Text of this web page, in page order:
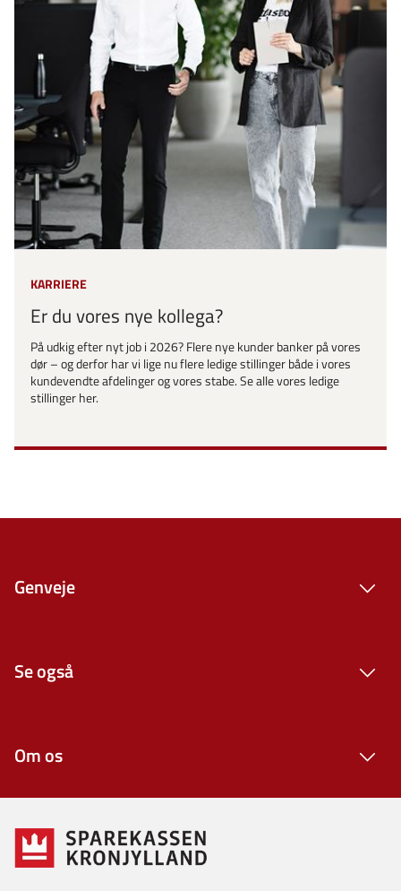
KARRIERE
Er du vores nye kollega?
På udkig efter nyt job i 2026? Flere nye kunder banker på vores
dør – og derfor har vi lige nu flere ledige stillinger både i vores
kundevendte afdelinger og vores stabe. Se alle vores ledige
stillinger her.
Genveje
Se også
Om os